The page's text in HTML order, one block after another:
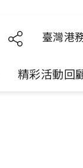
臺灣港
精彩活動回